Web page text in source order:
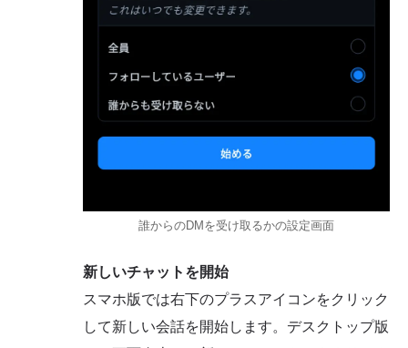
誰からのDMを受け取るかの設定画面
新しいチャットを開始
スマホ版では右下のプラスアイコンをクリック
して新しい会話を開始します。デスクトップ版